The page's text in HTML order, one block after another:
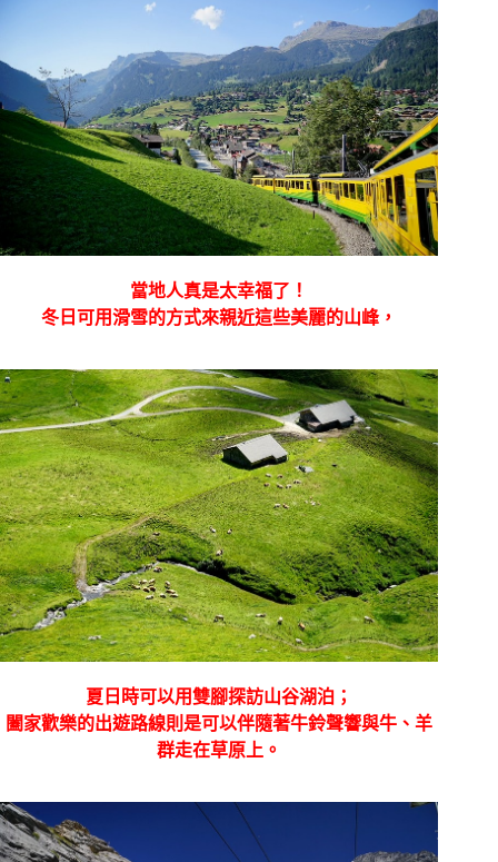
當地人真是太幸福了！
冬日可用滑雪的方式來親近這些美麗的山峰，
夏日時可以用雙腳探訪山谷湖泊；
闔家歡樂的出遊路線則是可以伴隨著牛鈴聲響與牛、羊
群走在草原上。